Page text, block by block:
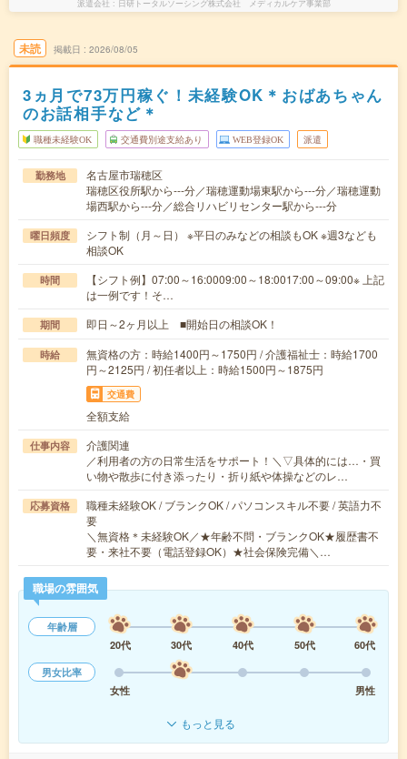
派遣会社 日研トータルソーシング株式会社 メディカルケア事業部
未読 掲載日 2026/08/05
3ヵ月で73万円稼ぐ！未経験OK＊おばあちゃん
のお話相手など＊
職種未経験OK 交通費別途支給あり WEB登録OK 派遣
勤務地
名古屋市瑞穂区
瑞穂区役所駅から---分／瑞穂運動場東駅から---分／瑞穂運動
場西駅から---分／総合リハビリセンター駅から---分
曜日頻度
シフト制（月～日） ※平日のみなどの相談もOK ※週3なども
相談OK
時間
【シフト例】07:00～16:0009:00～18:0017:00～09:00※ 上記
は一例です！そ…
期間 即日～2ヶ月以上 ■開始日の相談OK！
時給
無資格の方：時給1400円～1750円 / 介護福祉士：時給1700
円～2125円 / 初任者以上：時給1500円～1875円
交通費
全額支給
仕事内容
介護関連
／利用者の方の日常生活をサポート！＼▽具体的には…・買
い物や散歩に付き添ったり・折り紙や体操などのレ…
応募資格
職種未経験OK / ブランクOK / パソコンスキル不要 / 英語力不
要
＼無資格＊未経験OK／★年齢不問・ブランクOK★履歴書不
要・来社不要（電話登録OK）★社会保険完備＼…
職場の雰囲気
年齢層
20代
30代 40代 50代
60代
男女比率
女性
男性
もっと見る